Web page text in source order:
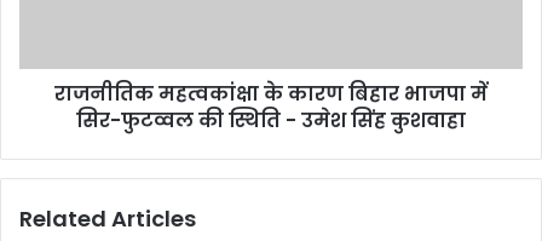
राजनीतिक महत्वकांक्षा के कारण बिहार भाजपा में
सिर-फुटव्वल की स्थिति - उमेश सिंह कुशवाहा
Related Articles